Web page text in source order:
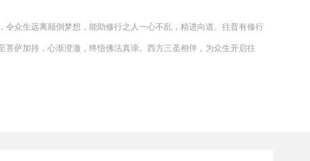
令众生远离颠倒梦想，能助修行之人一心不乱，精进向道。往昔有修行
菩萨加持，心渐澄澈，终悟佛法真谛。西方三圣相伴，为众生开启往